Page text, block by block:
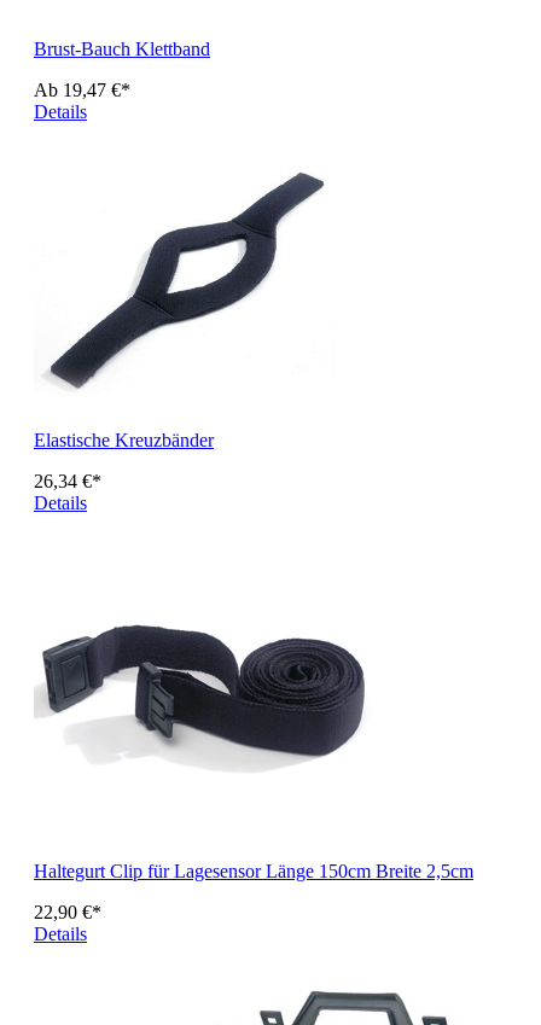
Brust-Bauch Klettband
Ab 19,47 €*
Details
Elastische Kreuzbänder
26,34 €*
Details
Haltegurt Clip für Lagesensor Länge 150cm Breite 2,5cm
22,90 €*
Details